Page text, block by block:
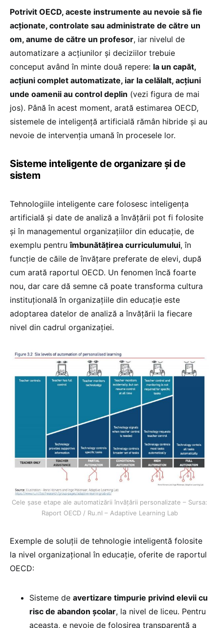
Potrivit OECD, aceste instrumente au nevoie să fie
acționate, controlate sau administrate de către un
om, anume de către un profesor, iar nivelul de
automatizare a acțiunilor și deciziilor trebuie
conceput având în minte două repere: la un capăt,
acțiuni complet automatizate, iar la celălalt, acțiuni
unde oamenii au control deplin (vezi figura de mai
jos). Până în acest moment, arată estimarea OECD,
sistemele de inteligență artificială rămân hibride și au
nevoie de intervenția umană în procesele lor.
Sisteme inteligente de organizare și de
sistem
Tehnologiile inteligente care folosesc inteligența
artificială și date de analiză a învățării pot fi folosite
și în managementul organizațiilor din educație, de
exemplu pentruîmbunătățirea curriculumului, în
funcție de căile de învățare preferate de elevi, după
cum arată raportul OECD. Un fenomen încă foarte
nou, dar care dă semne că poate transforma cultura
instituțională în organizațiile din educație este
adoptarea datelor de analiză a învățării la fiecare
nivel din cadrul organizației.
Cele șase etape ale automatizării învățării personalizate – Sursa:
Raport OECD / Ru.nl – Adaptive Learning Lab
Exemple de soluții de tehnologie inteligentă folosite
la nivel organizațional în educație, oferite de raportul
OECD:
Sisteme de avertizare timpurie privind elevii cu
risc de abandon școlar, la nivel de liceu. Pentru
aceasta, e nevoie de folosirea transparentă a